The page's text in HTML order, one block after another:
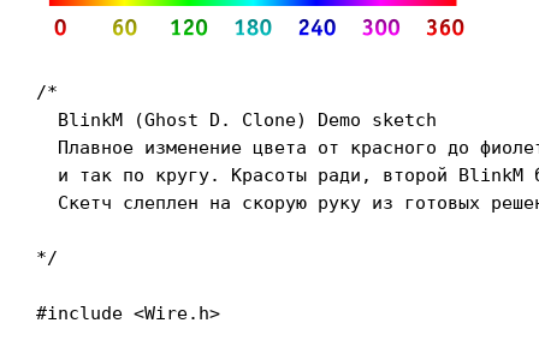
/*
  BlinkM (Ghost D. Clone) Demo sketch
Плавное изменение цвета от красного до
и так по кругу. Красоты ради, второй BlinkM
Скетч слеплен на скорую руку из готовых
*/
#include <Wire.h>